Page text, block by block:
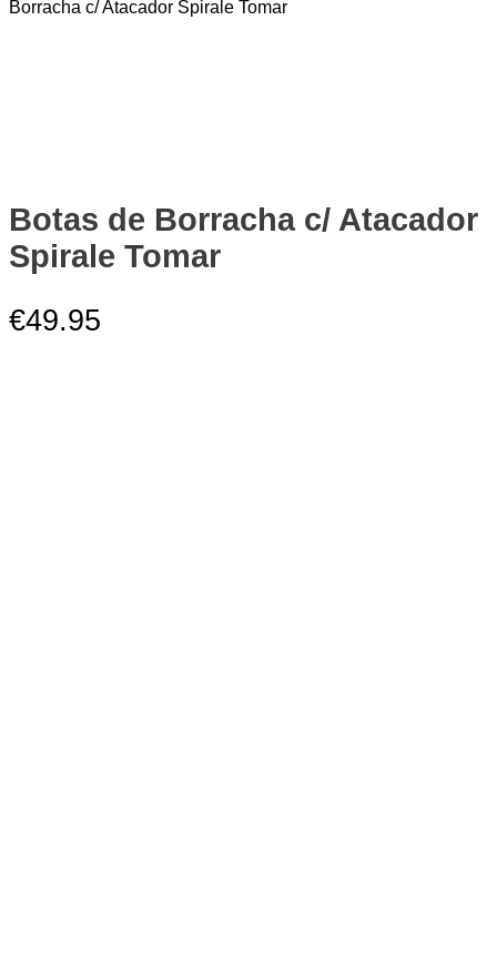
Borracha c/ Atacador Spirale Tomar
Botas de Borracha c/ Atacador
Spirale Tomar
€49.95